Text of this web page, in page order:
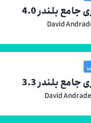
بلندر 4.0
بلندر 3.3